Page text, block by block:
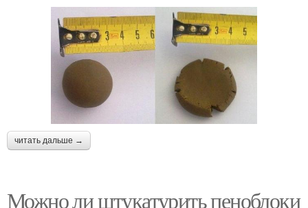
читать дальше →
Можно ли штукатурить пеноблоки